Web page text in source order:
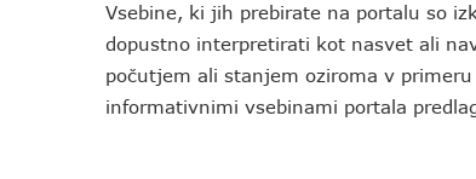
Vsebine, ki jih prebirate na portalu so
dopustno interpretirati kot nasvet ali
počutjem ali stanjem oziroma v
informativnimi vsebinami portala